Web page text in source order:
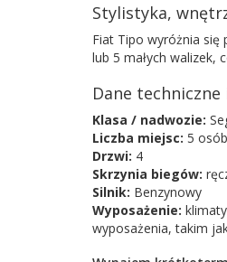
Stylistyka,
Fiat Tipo wyróżnia się
lub 5 małych walizek,
Dane
Klasa / nadwozie:
Liczba miejsc: 5 osób
Drzwi: 4
Skrzynia biegów:
Silnik: Benzynowy
Wyposażenie:
wyposażenia, takim